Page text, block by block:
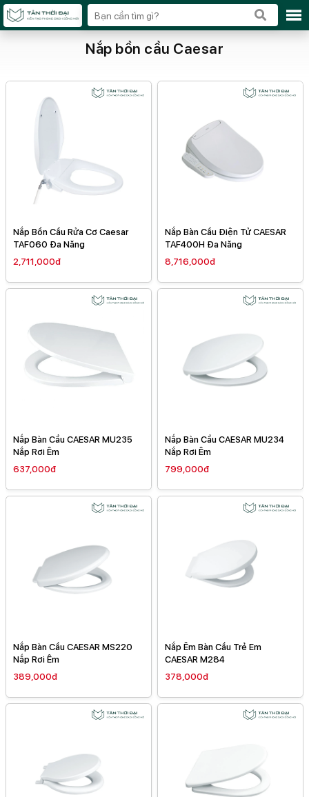
Nắp bồn cầu Caesar
Nắp Bồn Cầu Rửa Cơ Caesar
TAF060 Đa Năng
2,711,000đ
Nắp Bàn Cầu Điện Tử CAESAR
TAF400H Đa Năng
8,716,000đ
Nắp Bàn Cầu CAESAR MU235
Nắp Rơi Êm
637,000đ
Nắp Bàn Cầu CAESAR MU234
Nắp Rơi Êm
799,000đ
Nắp Bàn Cầu CAESAR MS220
Nắp Rơi Êm
389,000đ
Nắp Êm Bàn Cầu Trẻ Em
CAESAR M284
378,000đ